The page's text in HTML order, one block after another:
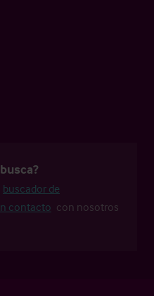
buscador de
contacto con nosotros